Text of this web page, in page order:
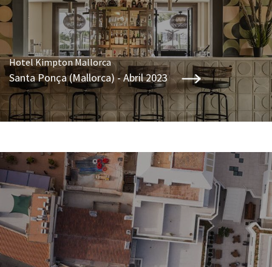
Hotel Kimpton Mallorca
Santa Ponça (Mallorca) - Abril 2023